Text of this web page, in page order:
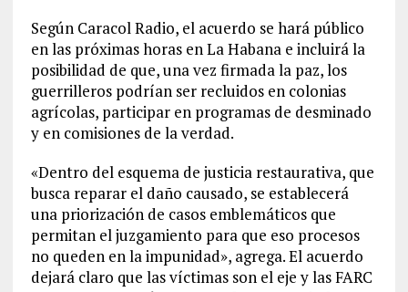
Según Caracol Radio, el acuerdo se hará público
en las próximas horas en La Habana e incluirá la
posibilidad de que, una vez firmada la paz, los
guerrilleros podrían ser recluidos en colonias
agrícolas, participar en programas de desminado
y en comisiones de la verdad.
«Dentro del esquema de justicia restaurativa, que
busca reparar el daño causado, se establecerá
una priorización de casos emblemáticos que
permitan el juzgamiento para que eso procesos
no queden en la impunidad», agrega. El acuerdo
dejará claro que las víctimas son el eje y las FARC